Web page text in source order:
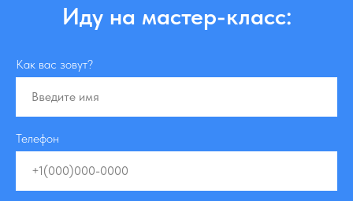
Иду на мастер-класс:
Как вас зовут?
Телефон